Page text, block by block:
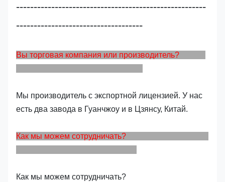
------------------------------------------------------
------------------------------------
Вы торговая компания или производитель?
Мы производитель с экспортной лицензией. У нас
есть два завода в Гуанчжоу и в Цзянсу, Китай.
Как мы можем сотрудничать?
Как мы можем сотрудничать?